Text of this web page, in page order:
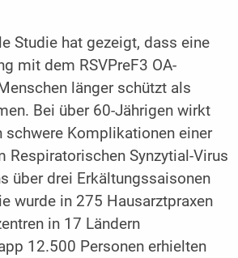
Studie hat gezeigt, dass eine
mit dem RSVPreF3 OA-
länger schützt als
Bei über 60-Jährigen wirkt
schwere Komplikationen einer
Respiratorischen Synzytial-Virus
über drei Erkältungssaisonen
wurde in 275 Hausarztpraxen
in 17 Ländern
12.500 Personen erhielten